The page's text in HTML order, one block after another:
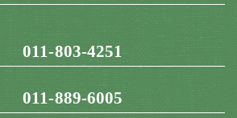
011-803-4251
011-889-6005